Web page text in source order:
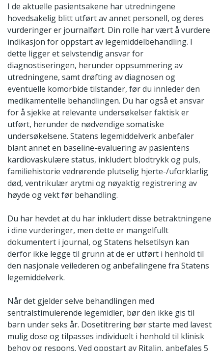
I de aktuelle pasientsakene har utredningene
hovedsakelig blitt utført av annet personell, og deres
vurderinger er journalført. Din rolle har vært å vurdere
indikasjon for oppstart av legemiddelbehandling. I
dette ligger et selvstendig ansvar for
diagnostiseringen, herunder oppsummering av
utredningene, samt drøfting av diagnosen og
eventuelle komorbide tilstander, før du innleder den
medikamentelle behandlingen. Du har også et ansvar
for å sjekke at relevante undersøkelser faktisk er
utført, herunder de nødvendige somatiske
undersøkelsene. Statens legemiddelverk anbefaler
blant annet en baseline-evaluering av pasientens
kardiovaskulære status, inkludert blodtrykk og puls,
familiehistorie vedrørende plutselig hjerte-/uforklarlig
død, ventrikulær arytmi og nøyaktig registrering av
høyde og vekt før behandling.
Du har hevdet at du har inkludert disse betraktningene
i dine vurderinger, men dette er mangelfullt
dokumentert i journal, og Statens helsetilsyn kan
derfor ikke legge til grunn at de er utført i henhold til
den nasjonale veilederen og anbefalingene fra Statens
legemiddelverk.
Når det gjelder selve behandlingen med
sentralstimulerende legemidler, bør den ikke gis til
barn under seks år. Dosetitrering bør starte med lavest
mulig dose og tilpasses individuelt i henhold til klinisk
behov og respons. Ved oppstart av Ritalin, anbefales 5